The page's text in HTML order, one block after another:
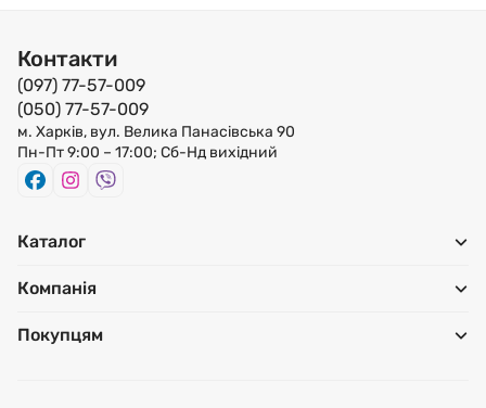
Контакти
(097) 77-57-009
(050) 77-57-009
м. Харків, вул. Велика Панасівська 90
Пн-Пт 9:00 – 17:00; Сб-Нд вихідний
Каталог
Компанія
Покупцям